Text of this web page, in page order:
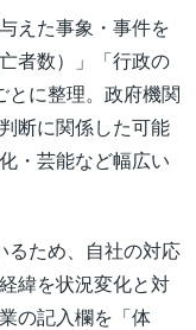
えた事象・事件を
者数）」「行政の
とに整理。政府機関
断に関係した可能
・芸能など幅広い
るため、自社の対応
緯を状況変化と対
の記入欄を「体